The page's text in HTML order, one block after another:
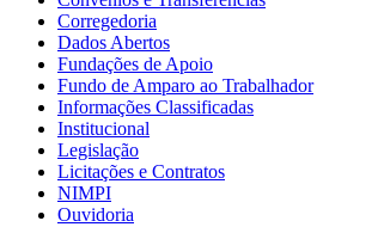
Corregedoria
Dados Abertos
Fundações de Apoio
Fundo de Amparo ao Trabalhador
Informações Classificadas
Institucional
Legislação
Licitações e Contratos
NIMPI
Ouvidoria